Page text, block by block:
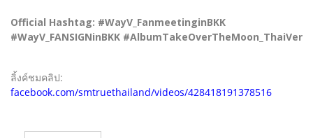
Official Hashtag: #WayV_FanmeetinginBKK
#WayV_FANSIGNinBKK #AlbumTakeOverTheMoon_ThaiVer
ลิ้งค์ชมคลิป:
facebook.com/smtruethailand/videos/428418191378516